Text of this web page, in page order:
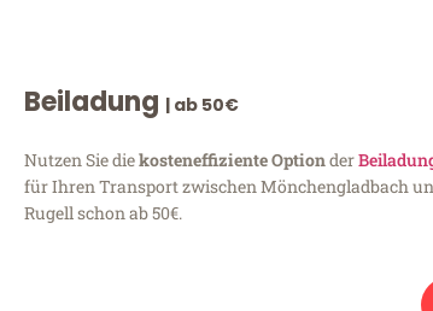
Beiladung | ab 50€
Nutzen Sie diekosteneffiziente Optionder
für Ihren Transport zwischen Mönchengladbach
Rugell schon ab 50€.